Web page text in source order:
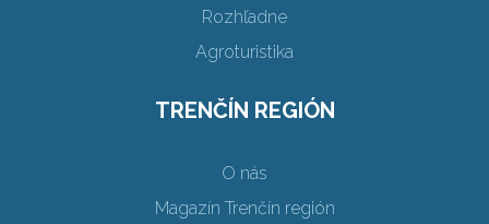
Rozhľadne
Agroturistika
TRENČÍN REGIÓN
O nás
Magazín Trenčín región